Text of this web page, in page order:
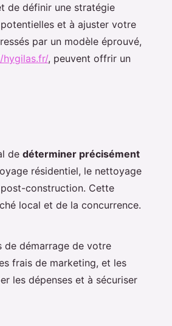
de définir une stratégie
et à ajuster votre
par un modèle éprouvé,
hygilas.fr/, peuvent offrir un
de déterminer précisément
résidentiel, le nettoyage
construction. Cette
local et de la concurrence.
de démarrage de votre
frais de marketing, et les
les dépenses et à sécuriser